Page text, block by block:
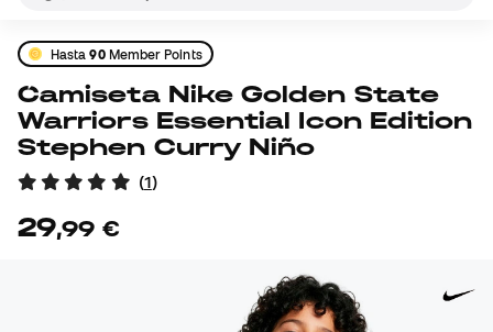
Hasta90Member Points
Camiseta Nike Golden State
Warriors Essential Icon Edition
Stephen Curry Niño
(1)
29,99 €